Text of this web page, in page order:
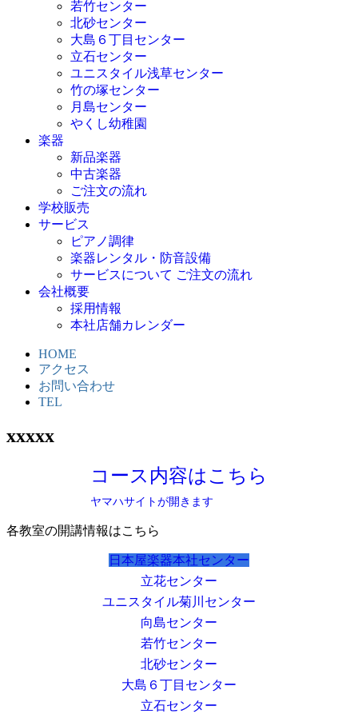
若竹センター
北砂センター
大島６丁目センター
立石センター
ユニスタイル浅草センター
竹の塚センター
月島センター
やくし幼稚園
楽器
新品楽器
中古楽器
ご注文の流れ
学校販売
サービス
ピアノ調律
楽器レンタル・防音設備
サービスについて ご注文の流れ
会社概要
採用情報
本社店舗カレンダー
HOME
アクセス
お問い合わせ
TEL
xxxxx
コース内容はこちら
ヤマハサイトが開きます
各教室の開講情報はこちら
日本屋楽器本社センター
立花センター
ユニスタイル菊川センター
向島センター
若竹センター
北砂センター
大島６丁目センター
立石センター